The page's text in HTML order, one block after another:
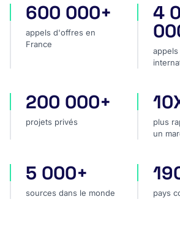
appels d'offres en France
600 000+
appels d'offres en
France
4
projets privés
200 000+
projets privés
plus
plus
un
sources dans le monde
5 000+
sources dans le monde
pays
pays